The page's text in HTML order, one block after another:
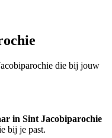
die bij jouw
in Sint Jacobiparochie
bij je past.